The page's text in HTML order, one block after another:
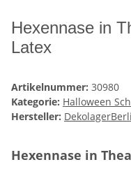
Hexennase in
Latex
Artikelnummer: 30980
Kategorie: Halloween
Hersteller:
Hexennase in